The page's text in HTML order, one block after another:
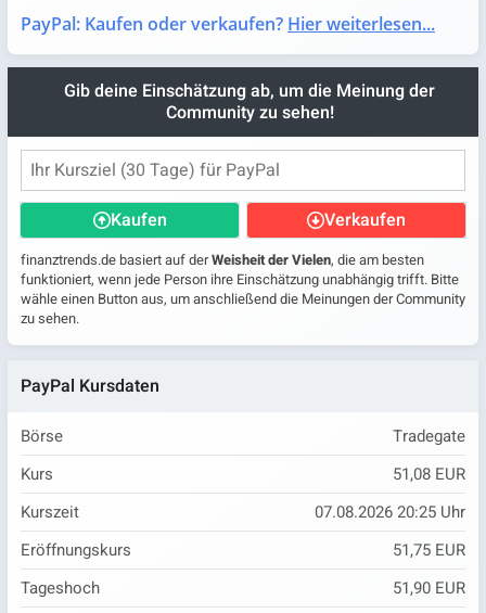
PayPal: Kaufen oder verkaufen? Hier weiterlesen...
Gib deine Einschätzung ab, um die Meinung der
Community zu sehen!
Kaufen Verkaufen
finanztrends.de basiert auf derWeisheit der Vielen, die am besten
funktioniert, wenn jede Person ihre Einschätzung unabhängig trifft. Bitte
wähle einen Button aus, um anschließend die Meinungen der Community
zu sehen.
PayPal Kursdaten
Börse
Tradegate
Kurs
51,08 EUR
Kurszeit
07.08.2026 20:25 Uhr
Eröffnungskurs
51,75 EUR
Tageshoch
51,90 EUR